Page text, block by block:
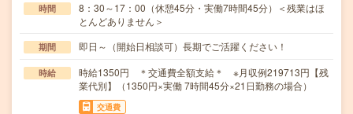
時間
8：30～17：00（休憩45分・実働7時間45分）＜残業はほ
とんどありません＞
期間 即日～（開始日相談可）長期でご活躍ください！
時給
時給1350円 ＊交通費全額支給＊ ※月収例219713円【残
業代別】（1350円×実働 7時間45分×21日勤務の場合）
交通費